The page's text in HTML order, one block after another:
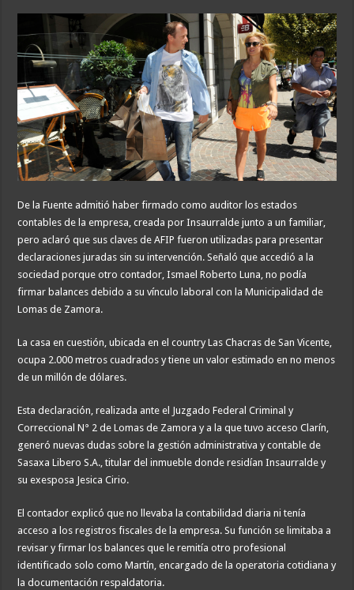
De la Fuente admitió haber firmado como auditor los estados
contables de la empresa, creada por Insaurralde junto a un familiar,
pero aclaró que sus claves de AFIP fueron utilizadas para presentar
declaraciones juradas sin su intervención. Señaló que accedió a la
sociedad porque otro contador, Ismael Roberto Luna, no podía
firmar balances debido a su vínculo laboral con la Municipalidad de
Lomas de Zamora.
La casa en cuestión, ubicada en el country Las Chacras de San Vicente,
ocupa 2.000 metros cuadrados y tiene un valor estimado en no menos
de un millón de dólares.
Esta declaración, realizada ante el Juzgado Federal Criminal y
Correccional N° 2 de Lomas de Zamora y a la que tuvo acceso Clarín,
generó nuevas dudas sobre la gestión administrativa y contable de
Sasaxa Libero S.A., titular del inmueble donde residían Insaurralde y
su exesposa Jesica Cirio.
El contador explicó que no llevaba la contabilidad diaria ni tenía
acceso a los registros fiscales de la empresa. Su función se limitaba a
revisar y firmar los balances que le remitía otro profesional
identificado solo como Martín, encargado de la operatoria cotidiana y
la documentación respaldatoria.